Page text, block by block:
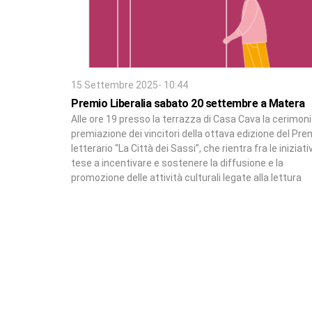
15 Settembre 2025- 10:44
Premio Liberalia sabato 20 settembre a Matera
Alle ore 19 presso la terrazza di Casa Cava la
premiazione dei vincitori della ottava edizione del
letterario “La Città dei Sassi”, che rientra fra le
tese a incentivare e sostenere la diffusione e la
promozione delle attività culturali legate alla lettura